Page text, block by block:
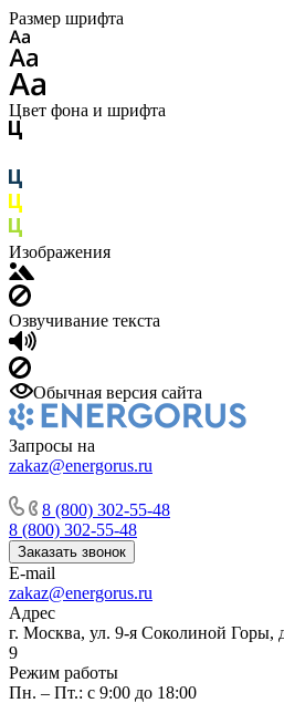
Размер шрифта
Цвет фона и шрифта
Изображения
Озвучивание текста
Обычная версия сайта
Запросы на
zakaz@energorus.ru
8 (800) 302-55-48
8 (800) 302-55-48
Заказать звонок
E-mail
zakaz@energorus.ru
Адрес
г. Москва, ул. 9-я Соколиной Горы,
9
Режим работы
Пн. – Пт.: с 9:00 до 18:00